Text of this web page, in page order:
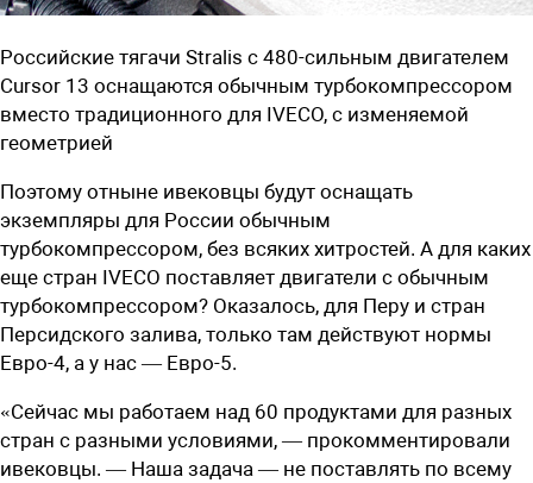
Российские тягачи Stralis с 480-сильным двигателем
Cursor 13 оснащаются обычным турбокомпрессором
вместо традиционного для IVECO, с изменяемой
геометрией
Поэтому отныне ивековцы будут оснащать
экземпляры для России обычным
турбокомпрессором, без всяких хитростей. А для каких
еще стран IVECO поставляет двигатели с обычным
турбокомпрессором? Оказалось, для Перу и стран
Персидского залива, только там действуют нормы
Евро-4, а у нас — Евро-5.
«Сейчас мы работаем над 60 продуктами для разных
стран с разными условиями, — прокомментировали
ивековцы. — Наша задача — не поставлять по всему